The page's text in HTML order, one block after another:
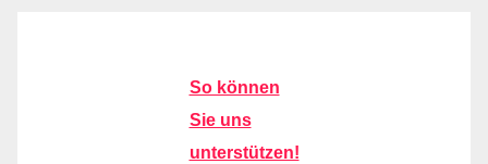
So können
Sie uns
unterstützen!